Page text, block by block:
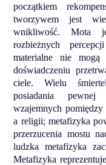
początkiem
tworzywem jest
wnikliwość. Mota
rozbieżnych
materialne nie
doświadczeniu
ciele. Wielu
posiadania pewnej
wzajemnych
a religii; metafizyka
przerzucenia mostu
ludzka metafizyka
Metafizyka